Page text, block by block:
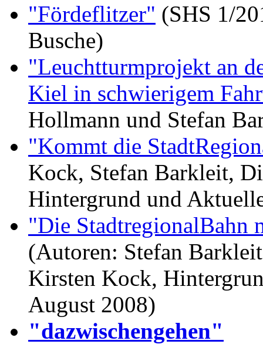
"Fördeflitzer" (SHS 1/
Busche)
"Leuchtturmprojekt an
Kiel in schwierigem
Hollmann und Stefan
"Kommt die
Kock, Stefan Barkleit,
Hintergrund und
"Die StadtregionalBahn
(Autoren: Stefan
Kirsten Kock,
August 2008)
"dazwischengehen"